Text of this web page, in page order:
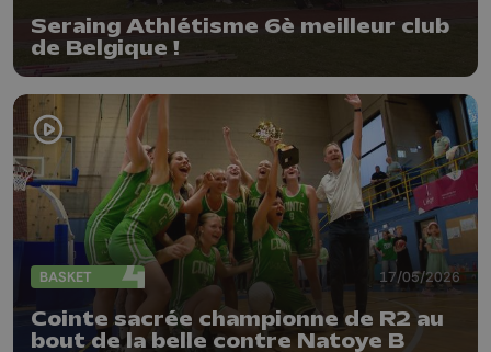
Seraing Athlétisme 6è meilleur club
de Belgique !
BASKET 17/05/2026
Cointe sacrée championne de R2 au
bout de la belle contre Natoye B